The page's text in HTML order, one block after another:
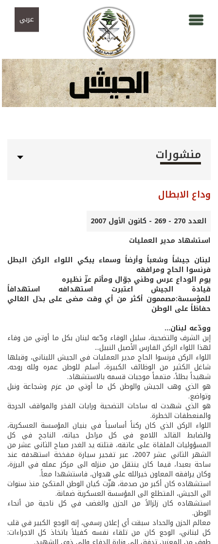
عربي
منشورات
وداع الابطال
العدد 270 - 269 - كانون الأول 2007
استشهاد مدير العمليات
لبنان جيشاً وشعباً وأرضاً وسماء يبكي اللواء الركن البطل
فرنسوا الحاج ومرافقه
يوم الوداع عرس وطني جوّال ومأتم عزّ نظيره
قيادة الجيش اعتبرت استهدافه استهدافاً
للمؤسسة:مصممون أكثر من أي وقت مضى على بذل الغالي
حفاظاً على الوطن
وودّعه لبنان...
إبن الشرف والتضحية، سليل الوفاء ودّعه لبنان بكل ما أوتي من وفاء
لهذا اللواء الركن الفارس الأصيل النبيل...
اللواء الركن فرنسوا الحاج مدير العمليات في الجيش اللبناني، وقبلها
شاغل الكثير من الوظائف الكبيرة، أسلم للوطن عمره ولله روحه،
شهيداً بطلاً، متمماً موجبات قسمه بالاستشهاد.
هو الذي وهب الجيش والوطن كل ما أوتي من عزم وشجاعة ونبل
وتواضع.
هو الذي شهدت له ساحات التضحية ورايات الفخر والمواقف الحرجة
والمنعطفات الخطرة.
اللواء الركن الذي كان ركناً أساسياً في بنيان المؤسسة العسكرية،
والضابط القائد اللامع في كل مراحل حياته، الناجح في كل
المسؤوليات الملقاة على عاتقه، قتلته يد الغدر صباح الثاني عشر من
الشهر الثاني عشر 2007، عبر تفجير سيارة مفخخة استهدفه عند
ساحة بعبدا، فيما كان ينتقل من منزله الى مركز عمله في اليرزة،
وكان يرافقه المعاون خيرالله علي هدوان، فاستشهدا معاً.
استشهاده كان أكبر من صدمة، هزّت كيان الوطن المتكئ منذ سنوات
الى الجيش، المتطلع الى المؤسسة العسكرية ضمانة.
استشهاده كان زلزالاً من الحزن والغضب في كل ناحية من أنحاء
الوطن.
معالم الحزن والحداد سبقت أي إعلان رسمي، إنه الوجع الكبير في قلب
كل لبناني، الوجع كان من تلقاء نفسه كفيلاً باتخاذ كل الاجراءات: